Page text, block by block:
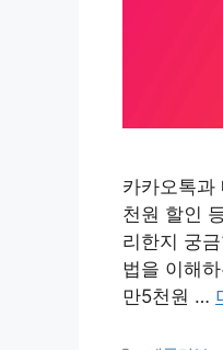
카카오톡과
천원 할인
리한지 궁
법을 이해
만5천원 …